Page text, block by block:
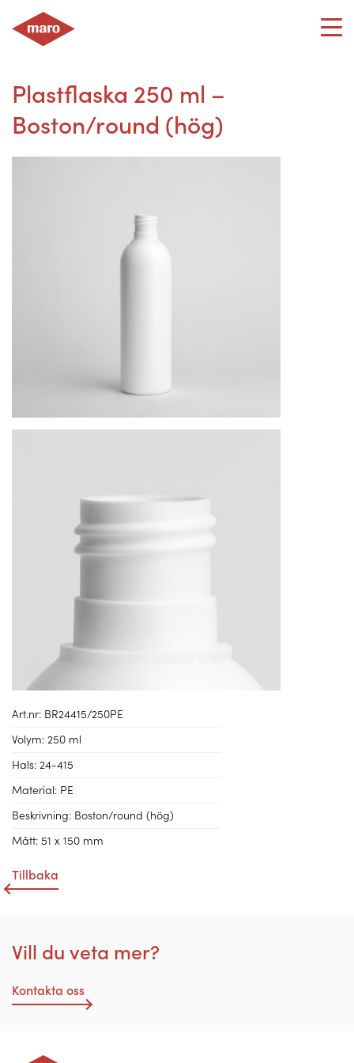
content
Plastflaska 250 ml –
Boston/round (hög)
Art.nr: BR24415/250PE
Volym: 250 ml
Hals: 24-415
Material: PE
Beskrivning: Boston/round (hög)
Mått: 51 x 150 mm
Tillbaka
Vill du veta mer?
Kontakta oss